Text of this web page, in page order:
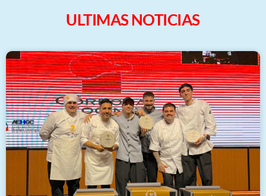
ULTIMAS NOTICIAS